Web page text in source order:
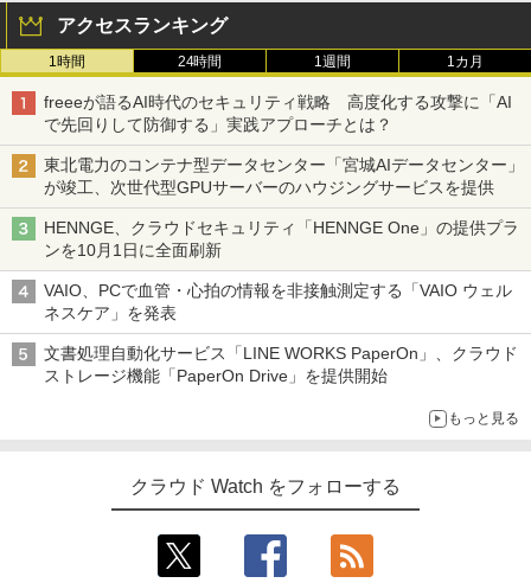
アクセスランキング
1時間 24時間 1週間 1カ月
freeeが語るAI時代のセキュリティ戦略 高度化する攻撃に「AI
で先回りして防御する」実践アプローチとは？
東北電力のコンテナ型データセンター「宮城AIデータセンター」
が竣工、次世代型GPUサーバーのハウジングサービスを提供
HENNGE、クラウドセキュリティ「HENNGE One」の提供プラ
ンを10月1日に全面刷新
VAIO、PCで血管・心拍の情報を非接触測定する「VAIO ウェル
ネスケア」を発表
文書処理自動化サービス「LINE WORKS PaperOn」、クラウド
ストレージ機能「PaperOn Drive」を提供開始
もっと見る
クラウド Watch をフォローする